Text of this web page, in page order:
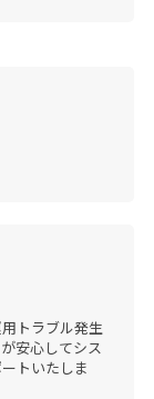
トラブル発生
安心してシス
トいたしま